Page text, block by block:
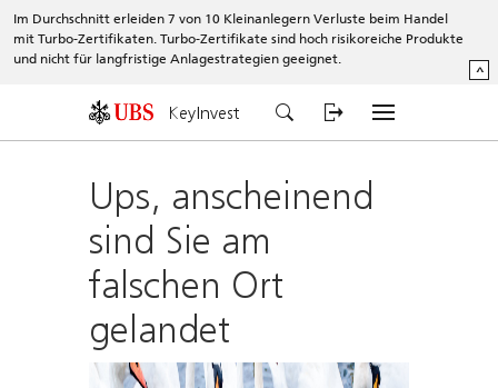
Im Durchschnitt erleiden 7 von 10 Kleinanlegern Verluste beim Handel
mit Turbo-Zertifikaten. Turbo-Zertifikate sind hoch risikoreiche Produkte
und nicht für langfristige Anlagestrategien geeignet.
^
KeyInvest
Ups, anscheinend
sind Sie am
falschen Ort
gelandet